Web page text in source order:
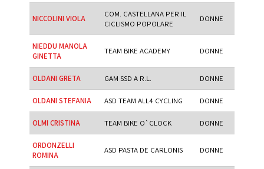
NICCOLINI VIOLA
COM. CASTELLANA PER IL
CICLISMO POPOLARE
DONNE
NIEDDU MANOLA
GINETTA
TEAM BIKE ACADEMY DONNE
OLDANI GRETA GAM SSD A R.L. DONNE
OLDANI STEFANIA ASD TEAM ALL4 CYCLING DONNE
OLMI CRISTINA TEAM BIKE O`CLOCK DONNE
ORDONZELLI
ROMINA
ASD PASTA DE CARLONIS DONNE